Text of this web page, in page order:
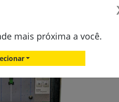
mais próxima a você.